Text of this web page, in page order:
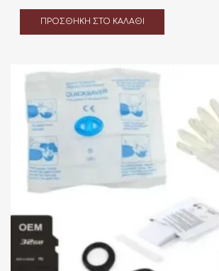
ΠΡΟΣΘΉΚΗ ΣΤΟ ΚΑΛΆΘΙ